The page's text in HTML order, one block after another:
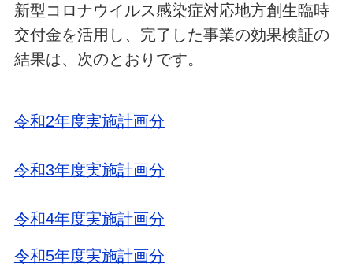
新型コロナウイルス感染症対応地方創生臨時
交付金を活用し、完了した事業の効果検証の
結果は、次のとおりです。
令和2年度実施計画分
令和3年度実施計画分
令和4年度実施計画分
令和5年度実施計画分